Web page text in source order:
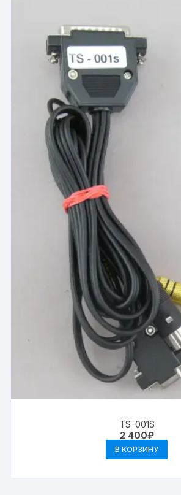
TS-001S
2 400₽
В КОРЗИНУ